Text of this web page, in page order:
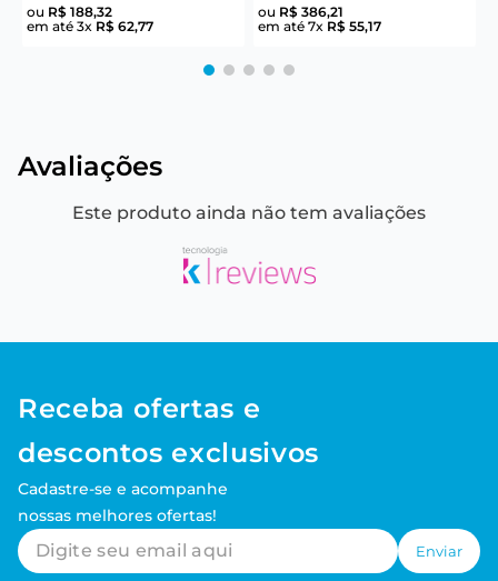
ou R$ 188,32
em até 3x R$ 62,77
ou R$ 386,21
em até 7x R$ 55,17
Avaliações
Este produto ainda não tem avaliações
Receba ofertas e
descontos exclusivos
Cadastre-se e acompanhe
nossas melhores ofertas!
Enviar